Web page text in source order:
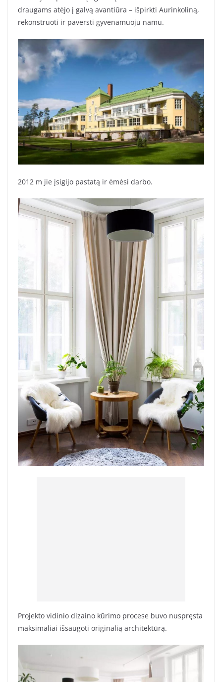
draugams atėjo į galvą avantiūra – išpirkti Aurinkoliną,
rekonstruoti ir paversti gyvenamuoju namu.
2012 m jie įsigijo pastatą ir ėmėsi darbo.
Projekto vidinio dizaino kūrimo procese buvo nuspręsta
maksimaliai išsaugoti originalią architektūrą.